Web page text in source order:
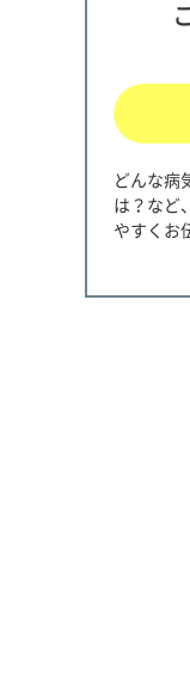
どんな病
は？など
やすくお